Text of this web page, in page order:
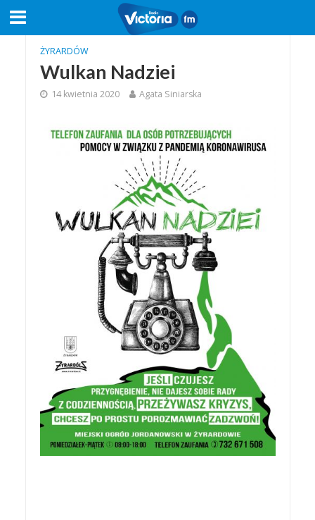
ŻYRARDÓW
Wulkan Nadziei
14 kwietnia 2020 Agata Siniarska